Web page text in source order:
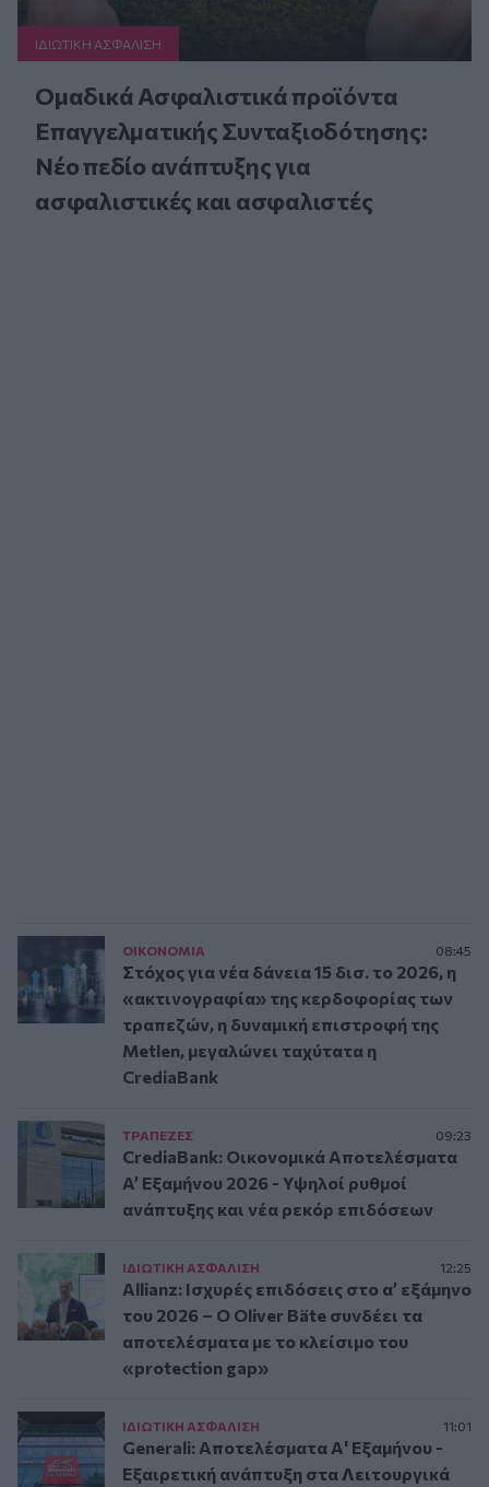
ΙΔΙΩΤΙΚΗ ΑΣΦAΛΙΣΗ
Ομαδικά Ασφαλιστικά προϊόντα
Επαγγελματικής Συνταξιοδότησης:
Νέο πεδίο ανάπτυξης για
ασφαλιστικές και ασφαλιστές
ΟΙΚΟΝΟΜΙΑ 08:45
Στόχος για νέα δάνεια 15 δισ. το 2026, η
«ακτινογραφία» της κερδοφορίας των
τραπεζών, η δυναμική επιστροφή της
Metlen, μεγαλώνει ταχύτατα η
CrediaBank
ΤΡAΠΕΖΕΣ 09:23
CrediaBank: Οικονομικά Αποτελέσματα
A’ Εξαμήνου 2026 - Υψηλοί ρυθμοί
ανάπτυξης και νέα ρεκόρ επιδόσεων
ΙΔΙΩΤΙΚΗ ΑΣΦAΛΙΣΗ 12:25
Allianz: Ισχυρές επιδόσεις στο α’ εξάμηνο
του 2026 – Ο Oliver Bäte συνδέει τα
αποτελέσματα με το κλείσιμο του
«protection gap»
ΙΔΙΩΤΙΚΗ ΑΣΦAΛΙΣΗ 11:01
Generali: Αποτελέσματα Α' Εξαμήνου -
Εξαιρετική ανάπτυξη στα Λειτουργικά